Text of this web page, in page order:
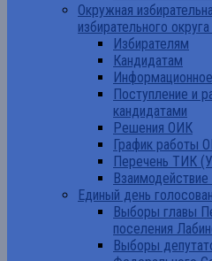
Окружная
избирательного
Избирателям
Кандидатам
Поступление и
кандидатами
Решения ОИК
График работы
Перечень ТИК
Единый день
Выборы главы
поселения
Выборы